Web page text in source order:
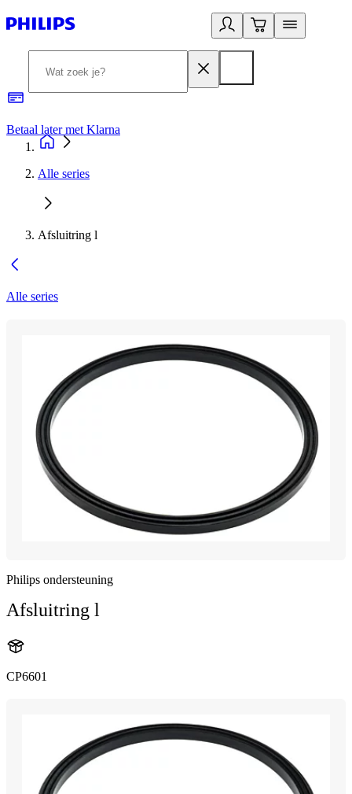
Betaal later met Klarna
Alle series
Afsluitring l
Alle series
Philips ondersteuning
Afsluitring l
CP6601